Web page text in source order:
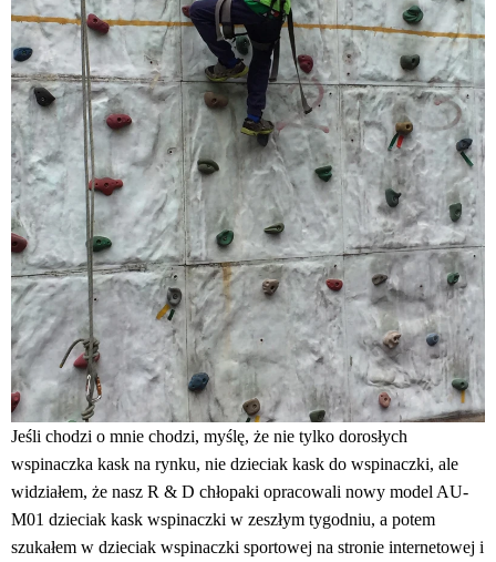
Jeśli chodzi o mnie chodzi, myślę, że nie tylko dorosłych
wspinaczka kask na rynku, nie dzieciak kask do wspinaczki, ale
widziałem, że nasz R & D chłopaki opracowali nowy model AU-
M01 dzieciak kask wspinaczki w zeszłym tygodniu, a potem
szukałem w dzieciak wspinaczki sportowej na stronie internetowej i